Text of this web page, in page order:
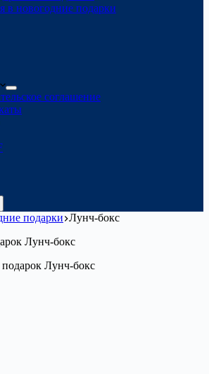
в новогодние подарки
соглашение
подарки Лунч-бокс